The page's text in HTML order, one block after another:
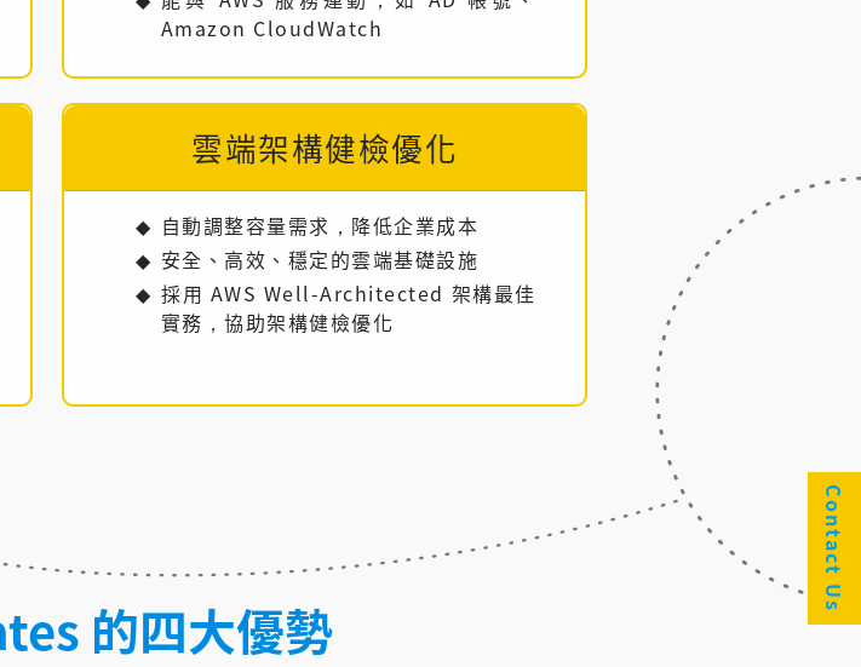
Amazon CloudWatch
雲端架構健檢優化
自動調整容量需求，降低企業成本
安全、高效、穩定的雲端基礎設施
採用 AWS Well-Architected 架構最佳
實務，協助架構健檢優化
的四大優勢
Contact Us